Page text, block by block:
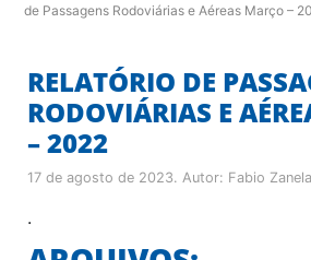
de Passagens Rodoviárias e Aéreas Março –
RELATÓRIO DE
RODOVIÁRIAS E
– 2022
17 de agosto de 2023. Autor: Fabio Zanela
.